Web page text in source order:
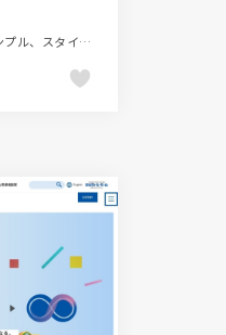
コーポレートサイト、シンプル、スタイリッシュ、フラットデザイン、ブラック系 、ホワイト系、建設・住宅・不動産